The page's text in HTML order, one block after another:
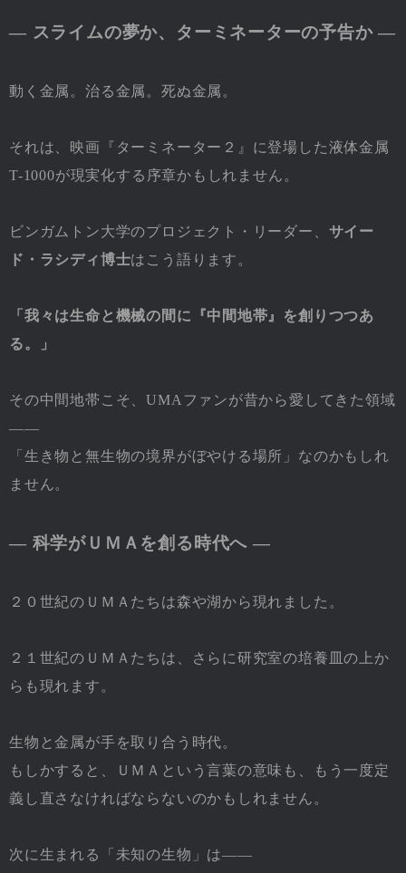
― スライムの夢か、ターミネーターの予告か ―
動く金属。治る金属。死ぬ金属。
それは、映画『ターミネーター２』に登場した液体金属
T-1000が現実化する序章かもしれません。
ビンガムトン大学のプロジェクト・リーダー、 サイー
ド・ラシディ博士はこう語ります。
「我々は生命と機械の間に『中間地帯』を創りつつあ
る。」
その中間地帯こそ、UMAファンが昔から愛してきた領域
――
「生き物と無生物の境界がぼやける場所」なのかもしれ
ません。
― 科学がＵＭＡを創る時代へ ―
２０世紀のＵＭＡたちは森や湖から現れました。
２１世紀のＵＭＡたちは、さらに研究室の培養皿の上か
らも現れます。
生物と金属が手を取り合う時代。
もしかすると、ＵＭＡという言葉の意味も、もう一度定
義し直さなければならないのかもしれません。
次に生まれる「未知の生物」は――